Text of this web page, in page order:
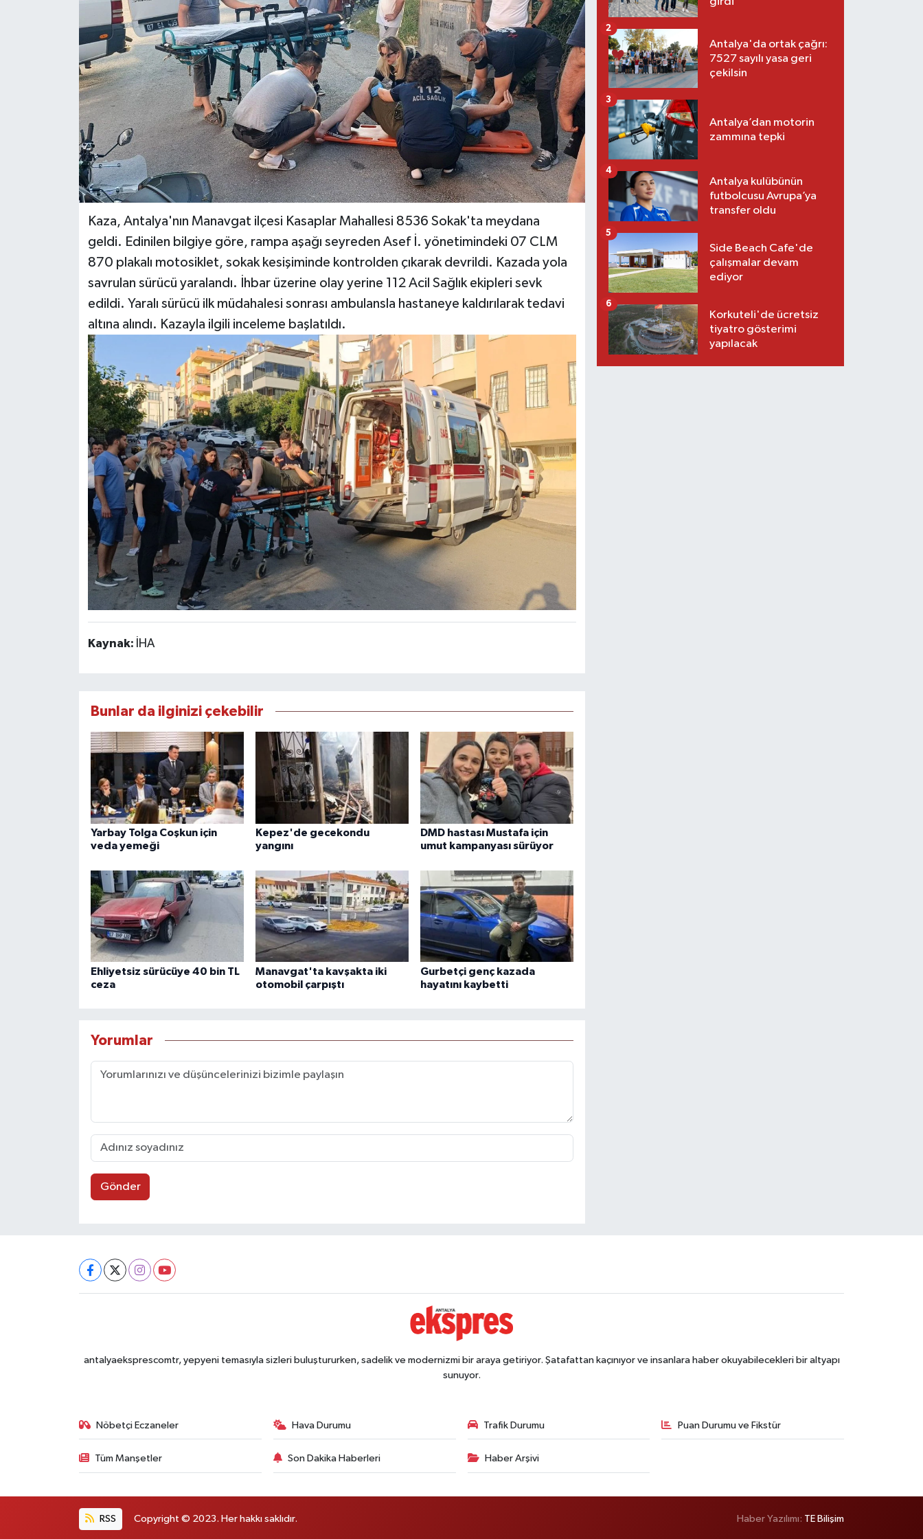
Kaza, Antalya'nın Manavgat ilçesi Kasaplar Mahallesi 8536 Sokak'ta meydana
geldi. Edinilen bilgiye göre, rampa aşağı seyreden Asef İ. yönetimindeki 07 CLM
870 plakalı motosiklet, sokak kesişiminde kontrolden çıkarak devrildi. Kazada yola
savrulan sürücü yaralandı. İhbar üzerine olay yerine 112 Acil Sağlık ekipleri sevk
edildi. Yaralı sürücü ilk müdahalesi sonrası ambulansla hastaneye kaldırılarak tedavi
altına alındı. Kazayla ilgili inceleme başlatıldı.
Kaynak: İHA
Bunlar da ilginizi çekebilir
Yarbay Tolga Coşkun için
veda yemeği
Kepez'de gecekondu
yangını
DMD hastası Mustafa için
umut kampanyası sürüyor
Ehliyetsiz sürücüye 40 bin TL
ceza
Manavgat'ta kavşakta iki
otomobil çarpıştı
Gurbetçi genç kazada
hayatını kaybetti
Yorumlar
Gönder
Antalya'da ortak çağrı:
7527 sayılı yasa geri
çekilsin
2
Antalya’dan motorin
zammına tepki
3
Antalya kulübünün
futbolcusu Avrupa’ya
transfer oldu
4
Side Beach Cafe'de
çalışmalar devam
ediyor
5
Korkuteli'de ücretsiz
tiyatro gösterimi
yapılacak
6
antalyaeksprescomtr, yepyeni temasıyla sizleri buluştururken, sadelik ve modernizmi bir araya getiriyor. Şatafattan kaçınıyor ve insanlara haber okuyabilecekleri bir altyapı
sunuyor.
Nöbetçi Eczaneler Hava Durumu Trafik Durumu Puan Durumu ve Fikstür
Tüm Manşetler Son Dakika Haberleri Haber Arşivi
RSS Copyright © 2023. Her hakkı saklıdır. Haber Yazılımı: TE Bilişim
EĞİTİM
TURİZM
RÖPORTAJ
VİDEO HABERLER
YAZARLAR
MAGAZİN